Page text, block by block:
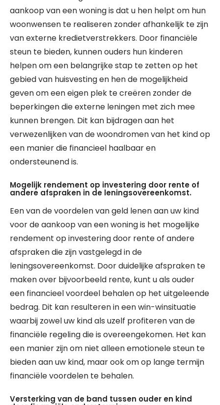
aankoop van een woning is dat u hen helpt om hun
woonwensen te realiseren zonder afhankelijk te zijn
van externe kredietverstrekkers. Door financiële
steun te bieden, kunnen ouders hun kinderen
helpen om een belangrijke stap te zetten op het
gebied van huisvesting en hen de mogelijkheid
geven om een eigen plek te creëren zonder de
beperkingen die externe leningen met zich mee
kunnen brengen. Dit kan bijdragen aan het
verwezenlijken van de woondromen van het kind op
een manier die financieel haalbaar en
ondersteunend is.
Mogelijk rendement op investering door rente of
andere afspraken in de leningsovereenkomst.
Een van de voordelen van geld lenen aan uw kind
voor de aankoop van een woning is het mogelijke
rendement op investering door rente of andere
afspraken die zijn vastgelegd in de
leningsovereenkomst. Door duidelijke afspraken te
maken over bijvoorbeeld rente, kunt u als ouder
een financieel voordeel behalen op het uitgeleende
bedrag. Dit kan resulteren in een win-winsituatie
waarbij zowel uw kind als uzelf profiteren van de
financiële regeling die is overeengekomen. Het kan
een manier zijn om niet alleen emotionele steun te
bieden aan uw kind, maar ook om op lange termijn
financiële voordelen te behalen.
Versterking van de band tussen ouder en kind